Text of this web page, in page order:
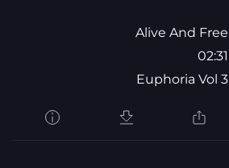
Alive And Free
02:31
Euphoria Vol 3